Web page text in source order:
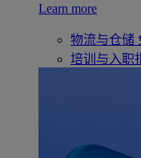
Learn more
物流与仓储
培训与入职